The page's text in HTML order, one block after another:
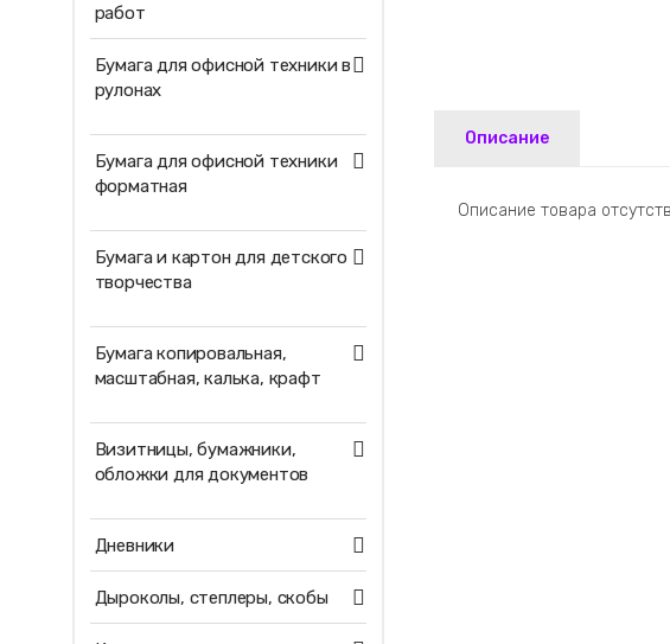
Описание
Описание товара
работ
Бумага для офисной техники в
рулонах
Бумага для офисной техники
форматная
Бумага и картон для детского
творчества
Бумага копировальная,
масштабная, калька, крафт
Визитницы, бумажники,
обложки для документов
Дневники
Дыроколы, степлеры, скобы